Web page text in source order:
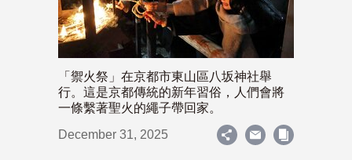
「禦火祭」在京都市東山區八坂神社舉
行。這是京都傳統的新年習俗，人們會將
一條繫著聖火的繩子帶回家。
December 31, 2025